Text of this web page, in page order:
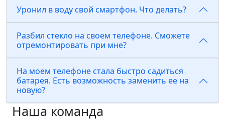
Уронил в воду свой смартфон. Что делать?
Разбил стекло на своем телефоне. Сможете
отремонтировать при мне?
На моем телефоне стала быстро садиться
батарея. Есть возможность заменить ее на
новую?
Наша команда